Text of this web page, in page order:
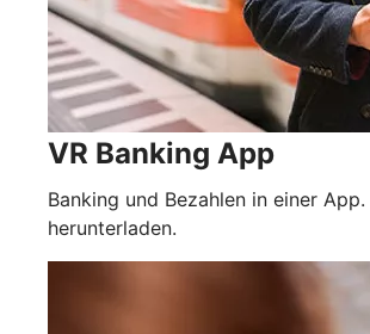
VR Banking App
Banking und Bezahlen in einer
herunterladen.